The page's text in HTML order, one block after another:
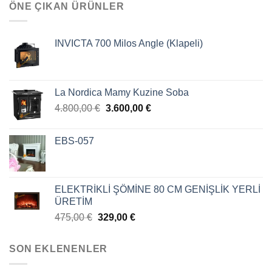
ÖNE ÇIKAN ÜRÜNLER
INVICTA 700 Milos Angle (Klapeli)
La Nordica Mamy Kuzine Soba
4.800,00€ 3.600,00 €
EBS-057
ELEKTRİKLİ ŞÖMİNE 80 CM GENİŞLİK YERLİ
ÜRETİM
475,00€ 329,00 €
SON EKLENENLER